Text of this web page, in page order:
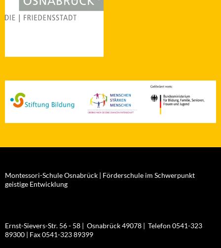
Montessori-Schule Osnabrück | Förderschule im Schwerpunkt
geistige Entwicklung
Ernst-Sievers-Str. 56 - 58 | Osnabrück 49078 | Telefon 0541-323
89300 | Fax 0541-323 89399